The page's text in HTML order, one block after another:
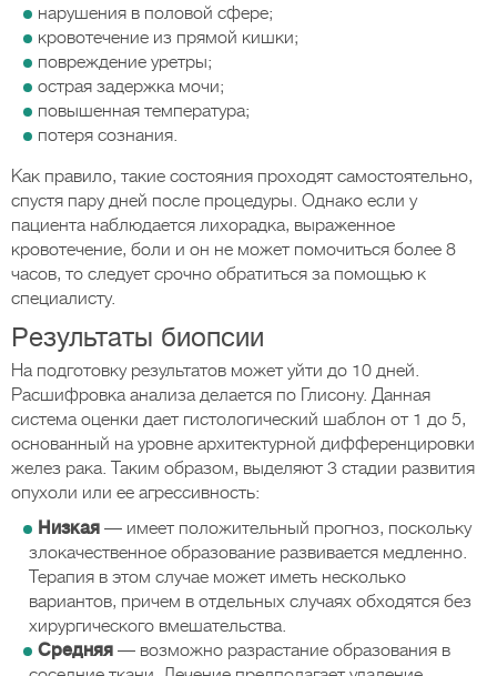
нарушения в половой сфере;
кровотечение из прямой кишки;
повреждение уретры;
острая задержка мочи;
повышенная температура;
потеря сознания.
Как правило, такие состояния проходят самостоятельно,
спустя пару дней после процедуры. Однако если у
пациента наблюдается лихорадка, выраженное
кровотечение, боли и он не может помочиться более 8
часов, то следует срочно обратиться за помощью к
специалисту.
Результаты биопсии
На подготовку результатов может уйти до 10 дней.
Расшифровка анализа делается по Глисону. Данная
система оценки дает гистологический шаблон от 1 до 5,
основанный на уровне архитектурной дифференцировки
желез рака. Таким образом, выделяют 3 стадии развития
опухоли или ее агрессивность:
Низкая — имеет положительный прогноз, поскольку
злокачественное образование развивается медленно.
Терапия в этом случае может иметь несколько
вариантов, причем в отдельных случаях обходятся без
хирургического вмешательства.
Средняя — возможно разрастание образования в